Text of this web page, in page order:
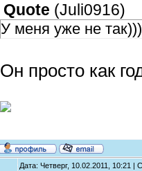
Quote (Juli0916)
У меня уже не так)))
Он просто как
Дата: Четверг, 10.02.2011, 10:21 |